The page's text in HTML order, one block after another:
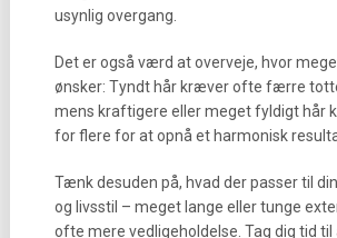
usynlig overgang.
Det er også værd at overveje, hvor
ønsker: Tyndt hår kræver ofte færre
mens kraftigere eller meget fyldigt hår
for flere for at opnå et harmonisk
Tænk desuden på, hvad der passer til
og livsstil – meget lange eller tunge
ofte mere vedligeholdelse. Tag dig tid til